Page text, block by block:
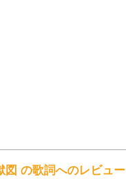
の歌詞へのレビュー